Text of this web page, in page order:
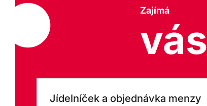
Zajímá
vás
Jídelníček a objednávka menzy